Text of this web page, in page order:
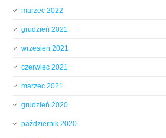
marzec 2022
grudzień 2021
wrzesień 2021
czerwiec 2021
marzec 2021
grudzień 2020
październik 2020